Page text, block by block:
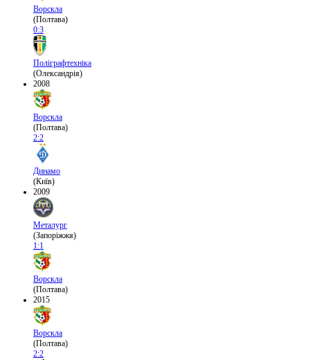
Ворскла
(Полтава)
0:3
Поліграфтехніка
(Олександрія)
2008
Ворскла
(Полтава)
2:2
Динамо
(Київ)
2009
Металург
(Запоріжжя)
1:1
Ворскла
(Полтава)
2015
Ворскла
(Полтава)
2:2